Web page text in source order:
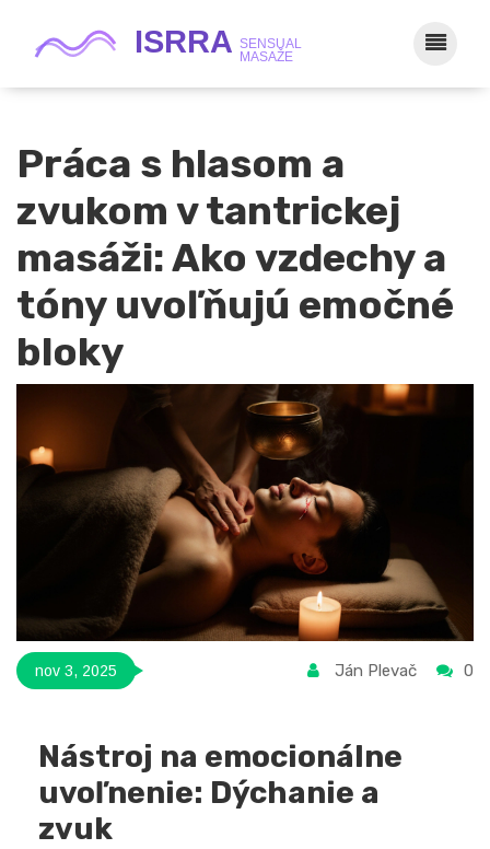
Práca s hlasom a
zvukom v tantrickej
masáži: Ako vzdechy a
tóny uvoľňujú emočné
bloky
nov 3, 2025 Ján Plevač 0
Nástroj na emocionálne
uvoľnenie: Dýchanie a
zvuk